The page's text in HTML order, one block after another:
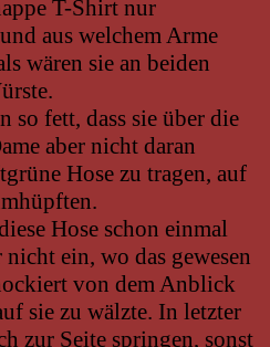
T-Shirt nur
aus welchem Arme
wären sie an beiden
so fett, dass sie über die
aber nicht daran
Hose zu tragen, auf
Hose schon einmal
ein, wo das gewesen
von dem Anblick
sie zu wälzte. In letzter
zur Seite springen, sonst